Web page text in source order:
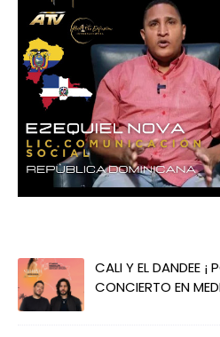
CALI Y EL DANDEE ¡
CONCIERTO EN